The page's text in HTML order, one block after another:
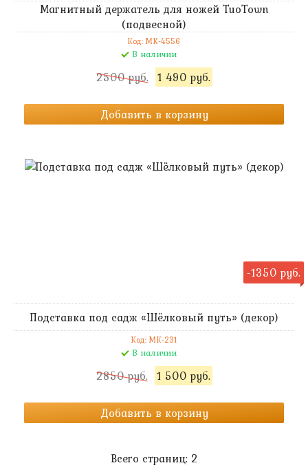
Магнитный держатель для ножей TuoTown
(подвесной)
Код: MK-4556
В наличии
2500 руб. 1 490 руб.
Добавить в корзину
-1350 руб.
Подставка под садж «Шёлковый путь» (декор)
Код: MK-231
В наличии
2850 руб. 1 500 руб.
Добавить в корзину
Всего страниц: 2